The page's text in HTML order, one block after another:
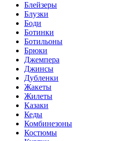
Блейзеры
Блузки
Боди
Ботинки
Ботильоны
Брюки
Джемпера
Джинсы
Дубленки
Жакеты
Жилеты
Казаки
Кеды
Комбинезоны
Костюмы